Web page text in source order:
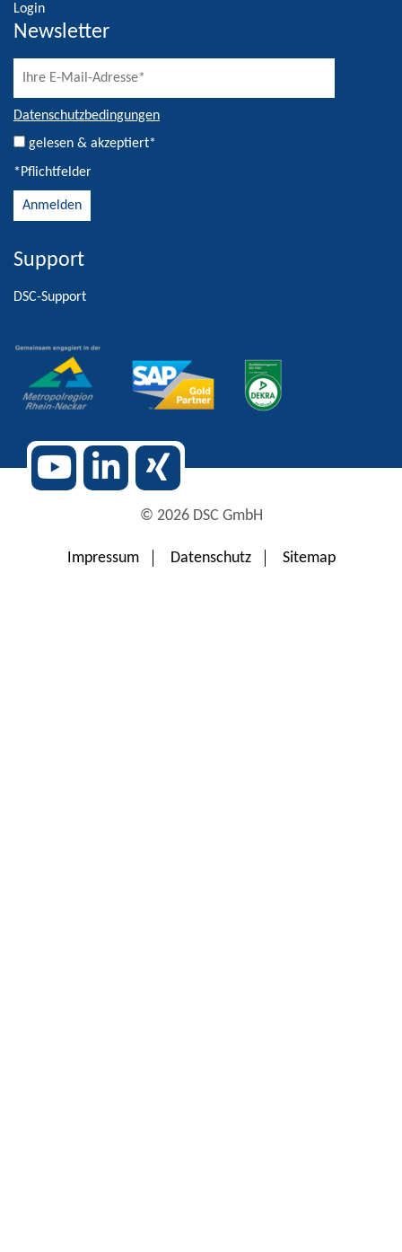
Login
Newsletter
Datenschutzbedingungen
gelesen & akzeptiert*
*Pflichtfelder
Alternative:
Support
DSC-Support
© 2026 DSC GmbH
Impressum Datenschutz Sitemap